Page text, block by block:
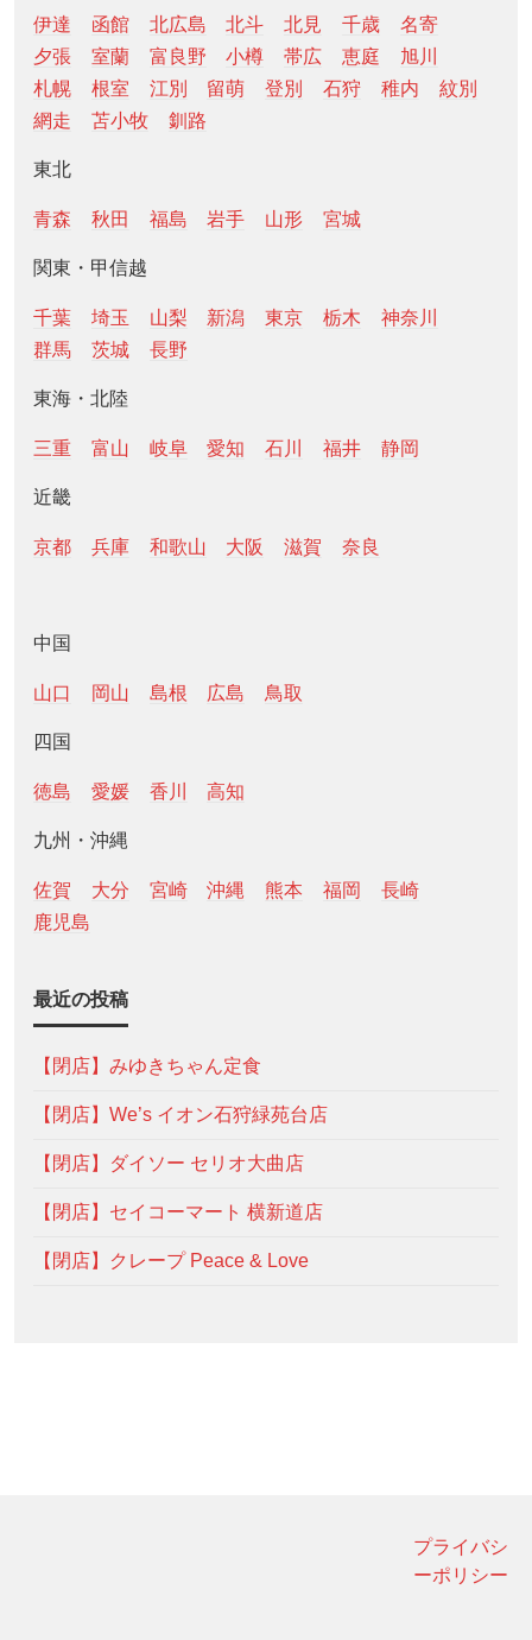
伊達 函館 北広島 北斗 北見 千歳
名寄
夕張
室蘭 富良野 小樽 帯広 恵庭
旭川
札幌
根室 江別 留萌 登別 石狩 稚内
紋別
網走
苫小牧 釧路
東北
青森 秋田 福島 岩手 山形 宮城
関東・甲信越
千葉 埼玉 山梨 新潟 東京 栃木
神奈川
群馬
茨城 長野
東海・北陸
三重 富山 岐阜 愛知 石川 福井 静岡
近畿
京都 兵庫 和歌山 大阪 滋賀 奈良
中国
山口 岡山 島根 広島 鳥取
四国
徳島 愛媛 香川 高知
九州・沖縄
佐賀 大分 宮崎 沖縄 熊本 福岡
長崎
鹿児島
最近の投稿
【閉店】みゆきちゃん定食
【閉店】We’s イオン石狩緑苑台店
【閉店】ダイソー セリオ大曲店
【閉店】セイコーマート 横新道店
【閉店】クレープ Peace & Love
プライバシ
ーポリシー